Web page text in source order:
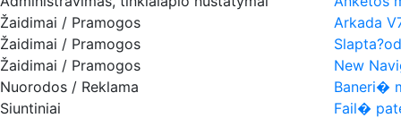
Žaidimai / Pramogos
Arkada
Žaidimai / Pramogos
Žaidimai / Pramogos
New
Nuorodos / Reklama
Baneri�
Siuntiniai
Fail�